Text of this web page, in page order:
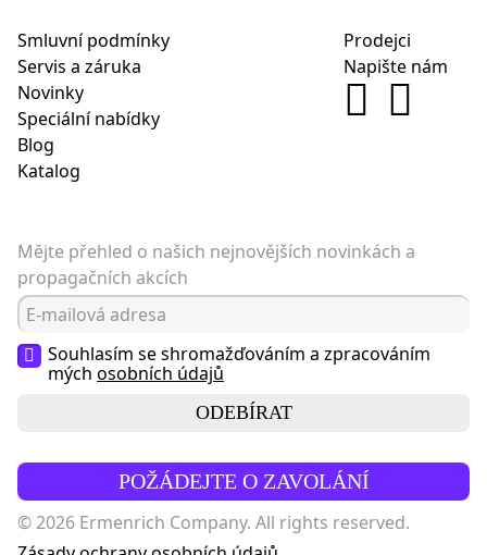
Smluvní podmínky
Servis a záruka
Novinky
Speciální nabídky
Blog
Katalog
Prodejci
Napište nám
Mějte přehled o našich nejnovějších novinkách a
propagačních akcích
Souhlasím se shromažďováním a zpracováním
mých osobních údajů
ODEBÍRAT
POŽÁDEJTE O ZAVOLÁNÍ
© 2026 Ermenrich Company. All rights reserved.